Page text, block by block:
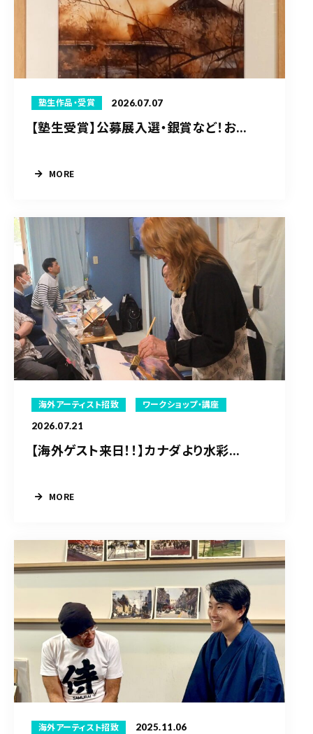
塾生作品・受賞 2026.07.07
【塾生受賞】公募展入選・銀賞など！お...
MORE
海外アーティスト招致 ワークショップ・講座
2026.07.21
【海外ゲスト来日！！】カナダより水彩...
MORE
海外アーティスト招致 2025.11.06